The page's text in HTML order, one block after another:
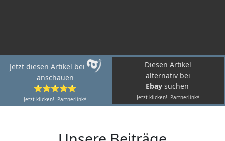
Jetzt diesen Artikel bei
anschauen
⭐⭐⭐⭐⭐
Jetzt klicken!- Partnerlink*
Diesen Artikel
alternativ bei
Ebay suchen
Jetzt klicken!- Partnerlink*